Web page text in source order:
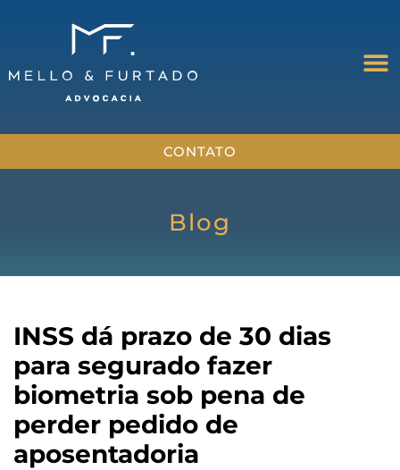
CONTATO
Blog
INSS dá prazo de 30 dias
para segurado fazer
biometria sob pena de
perder pedido de
aposentadoria